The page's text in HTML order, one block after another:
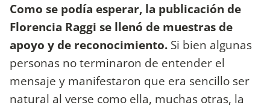
Como se podía esperar, la publicación de
Florencia Raggi se llenó de muestras de
apoyo y de reconocimiento. Si bien algunas
personas no terminaron de entender el
mensaje y manifestaron que era sencillo ser
natural al verse como ella, muchas otras, la